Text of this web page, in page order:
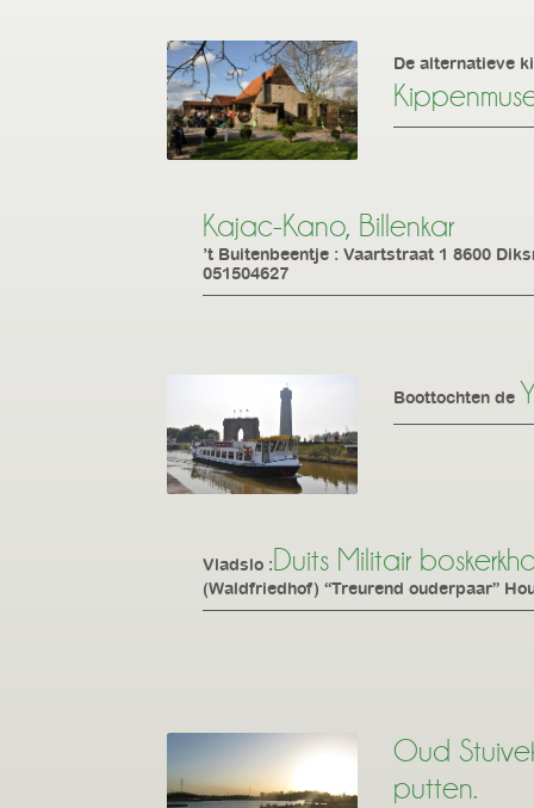
De alternatieve
Kajac-Kano, Billenkar
’t Buitenbeentje : Vaartstraat 1 8600
051504627
Boottochten de
Vladslo :Duits Militair
(Waldfriedhof) “Treurend ouderpaar”
Oud
putten.